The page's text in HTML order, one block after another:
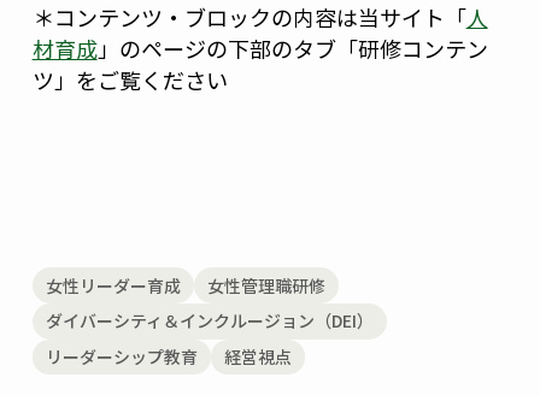
女性リーダー育成
女性管理職研修
ダイバーシティ＆インクルージョン（DEI）
リーダーシップ教育
経営視点
＊コンテンツ・ブロックの内容は当サイト「人
材育成」のページの下部のタブ「研修コンテン
ツ」をご覧ください